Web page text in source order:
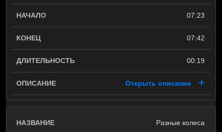
07:23
07:42
00:19
Открыть описание
Разные колеса